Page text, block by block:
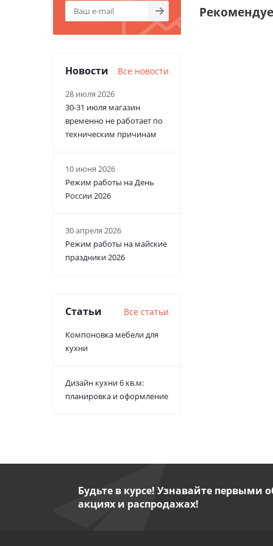
Новости Все новости
28 июля 2026
30-31 июля магазин
временно не работает по
техническим причинам
10 июня 2026
Режим работы на День
России 2026
30 апреля 2026
Режим работы на майские
праздники 2026
Статьи Все статьи
Компоновка мебели для
кухни
Дизайн кухни 6 кв.м:
планировка и оформление
Будьте в курсе! Узнавайте первыми
акциях и распродажах!